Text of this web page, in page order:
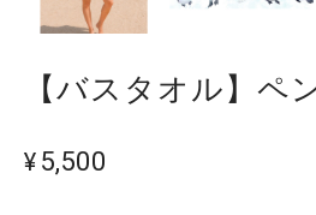
【バスタオル】ペ
¥5,500